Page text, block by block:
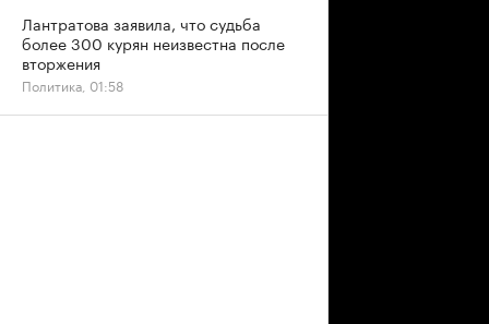
Лантратова заявила, что судьба
более 300 курян неизвестна после
вторжения
Политика, 01:58